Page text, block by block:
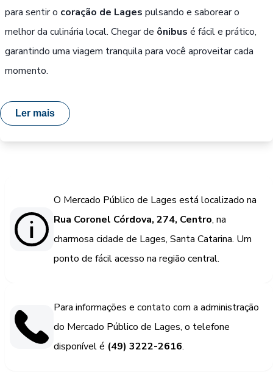
para sentir o coração de Lages pulsando e saborear o
melhor da culinária local. Chegar de ônibus é fácil e prático,
garantindo uma viagem tranquila para você aproveitar cada
momento.
Ler mais
O Mercado Público de Lages está localizado na
Rua Coronel Córdova, 274, Centro, na
charmosa cidade de Lages, Santa Catarina. Um
ponto de fácil acesso na região central.
Para informações e contato com a administração
do Mercado Público de Lages, o telefone
disponível é (49) 3222-2616.